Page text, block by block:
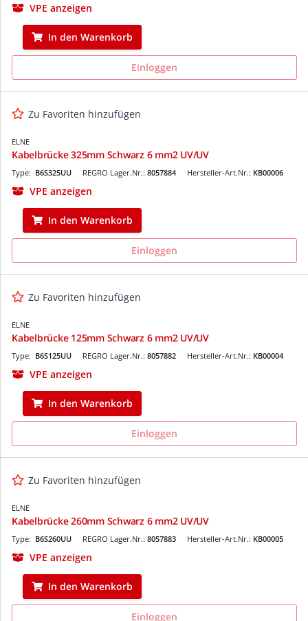
VPE anzeigen
In den Warenkorb
Einloggen
Zu Favoriten hinzufügen
ELNE
Kabelbrücke 325mm Schwarz 6 mm2 UV/UV
REGRO Lager.Nr.: 8057884
Type: B6S325UU Hersteller-Art.Nr.: KB00006
VPE anzeigen
In den Warenkorb
Einloggen
Zu Favoriten hinzufügen
ELNE
Kabelbrücke 125mm Schwarz 6 mm2 UV/UV
REGRO Lager.Nr.: 8057882
Type: B6S125UU Hersteller-Art.Nr.: KB00004
VPE anzeigen
In den Warenkorb
Einloggen
Zu Favoriten hinzufügen
ELNE
Kabelbrücke 260mm Schwarz 6 mm2 UV/UV
REGRO Lager.Nr.: 8057883
Type: B6S260UU Hersteller-Art.Nr.: KB00005
VPE anzeigen
In den Warenkorb
Einloggen